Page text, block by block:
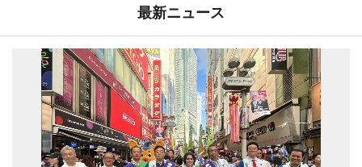
最新ニュース